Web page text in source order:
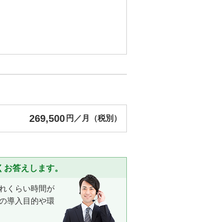
269,500 円／月（税別）
答えします。
くらい時間が
導入目的や環